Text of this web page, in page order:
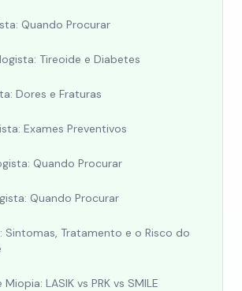
Quando Procurar
Tireoide e Diabetes
Dores e Fraturas
Exames Preventivos
Quando Procurar
Quando Procurar
Sintomas, Tratamento e o Risco do
LASIK vs PRK vs SMILE